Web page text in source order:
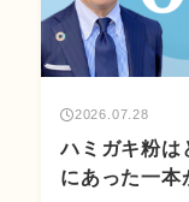
2026.07.28
ハミガキ粉は
にあった一本